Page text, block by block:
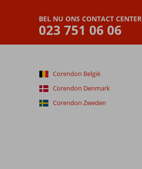
BEL NU ONS CONTACT CENTER
023 751 06 06
Corendon België
Corendon Denmark
Corendon Zweden